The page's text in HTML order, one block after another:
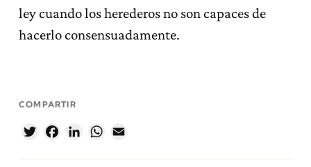
ley cuando los herederos no son capaces de
hacerlo consensuadamente.
COMPARTIR
TwitterFacebookLinkedInWhatsApp